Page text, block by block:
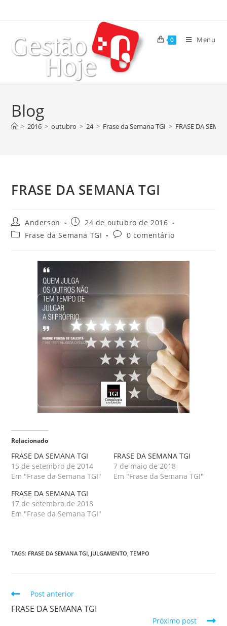
0 Menu
Blog
> 2016 > outubro > 24 > Frase da Semana TGI > FRASE DA
FRASE DA SEMANA TGI
Anderson
24 de outubro de 2016
Frase da Semana TGI
0 comentário
Relacionado
FRASE DA SEMANA TGI
15 de setembro de 2014
Em "Frase da Semana TGI"
FRASE DA SEMANA TGI
7 de maio de 2018
Em "Frase da Semana TGI"
FRASE DA SEMANA TGI
17 de setembro de 2018
Em "Frase da Semana TGI"
TAGS: FRASE DA SEMANA TGI, JULGAMENTO, TEMPO
Post anterior
FRASE DA SEMANA TGI
Próximo post